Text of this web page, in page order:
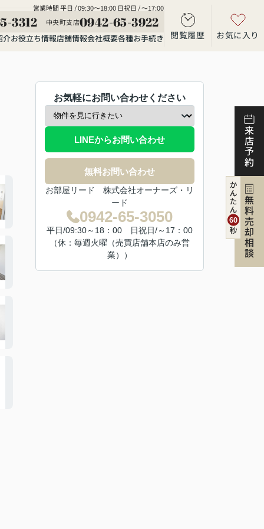
営業時間 平日 / 09:30～18:00 日祝日 / ～17:00
3312 中央町支店0942-65-3922
介お役立ち情報店舗情報会社概要各種お手続き 閲覧履歴 お気に入り
来店予約
無料売却相談
お気軽にお問い合わせください
LINEからお問い合わせ
無料お問い合わせ
お部屋リード 株式会社オーナーズ・リ
ード
0942-65-3050
平日/09:30～18：00 日祝日/～17：00
（休：毎週火曜（売買店舗本店のみ営
業））